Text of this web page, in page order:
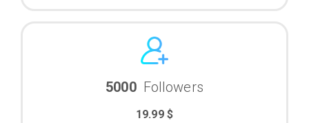
5000 Followers
19.99 $